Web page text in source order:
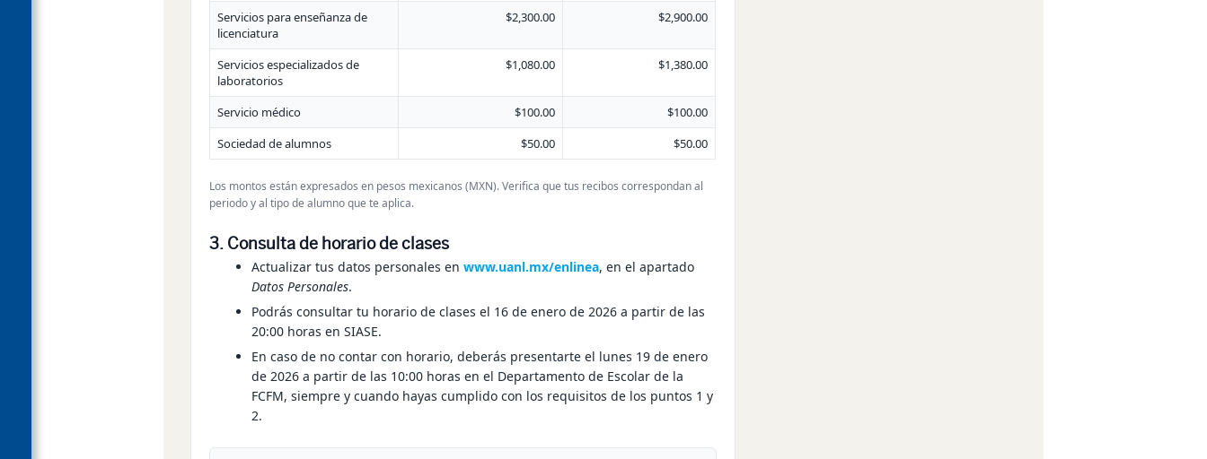
Servicios para enseñanza de
licenciatura
$2,300.00 $2,900.00
Servicios especializados de
laboratorios
$1,080.00 $1,380.00
Servicio médico $100.00
$100.00
Sociedad de alumnos
$50.00 $50.00
Los montos están expresados en pesos mexicanos (MXN). Verifica que tus recibos correspondan al
periodo y al tipo de alumno que te aplica.
3. Consulta de horario de clases
Actualizar tus datos personales en www.uanl.mx/enlinea, en el apartado
Datos Personales.
Podrás consultar tu horario de clases el 16 de enero de 2026 a partir de las
20:00 horas en SIASE.
En caso de no contar con horario, deberás presentarte el lunes 19 de enero
de 2026 a partir de las 10:00 horas en el Departamento de Escolar de la
FCFM, siempre y cuando hayas cumplido con los requisitos de los puntos 1 y
2.